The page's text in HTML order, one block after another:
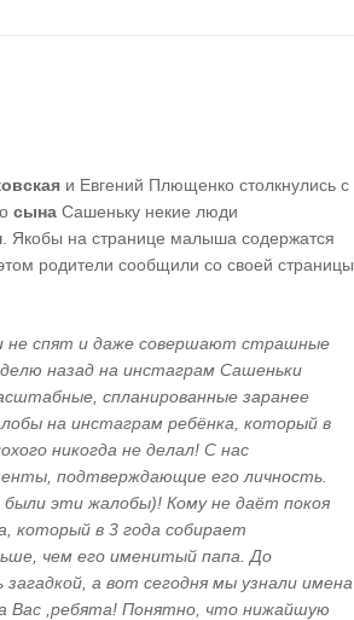
и Евгений Плющенко столкнулись с
сына Сашеньку некие люди
. Якобы на странице малыша содержатся
родители сообщили со своей страницы
не спят и даже совершают страшные
назад на инстаграм Сашеньки
спланированные заранее
на инстаграм ребёнка, который в
никогда не делал! С нас
подтверждающие его личность.
эти жалобы)! Кому не даёт покоя
который в 3 года собирает
чем его именитый папа. До
загадкой, а вот сегодня мы узнали имена
Вас ,ребята! Понятно, что нижайшую